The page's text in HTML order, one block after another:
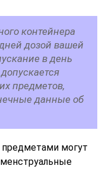
контейнера
дозой вашей
в день
предметов,
данные об
могут
менструальные